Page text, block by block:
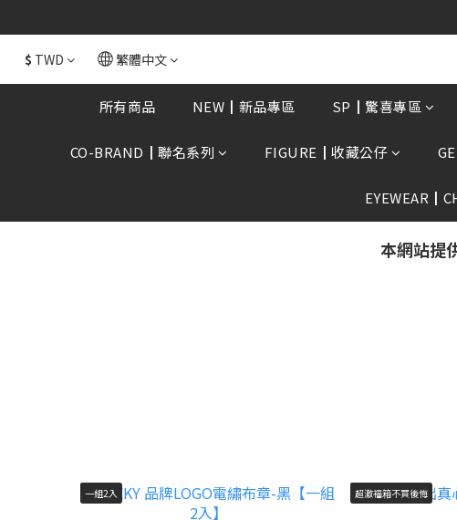
全館消費滿額$1680贈
$ TWD 繁體中文
所有商品 NEW┃新品專區 SP┃驚喜專區
CO-BRAND┃聯名系列 FIGURE┃收藏公仔
本網站提
一組2入 超激福箱不買後悔